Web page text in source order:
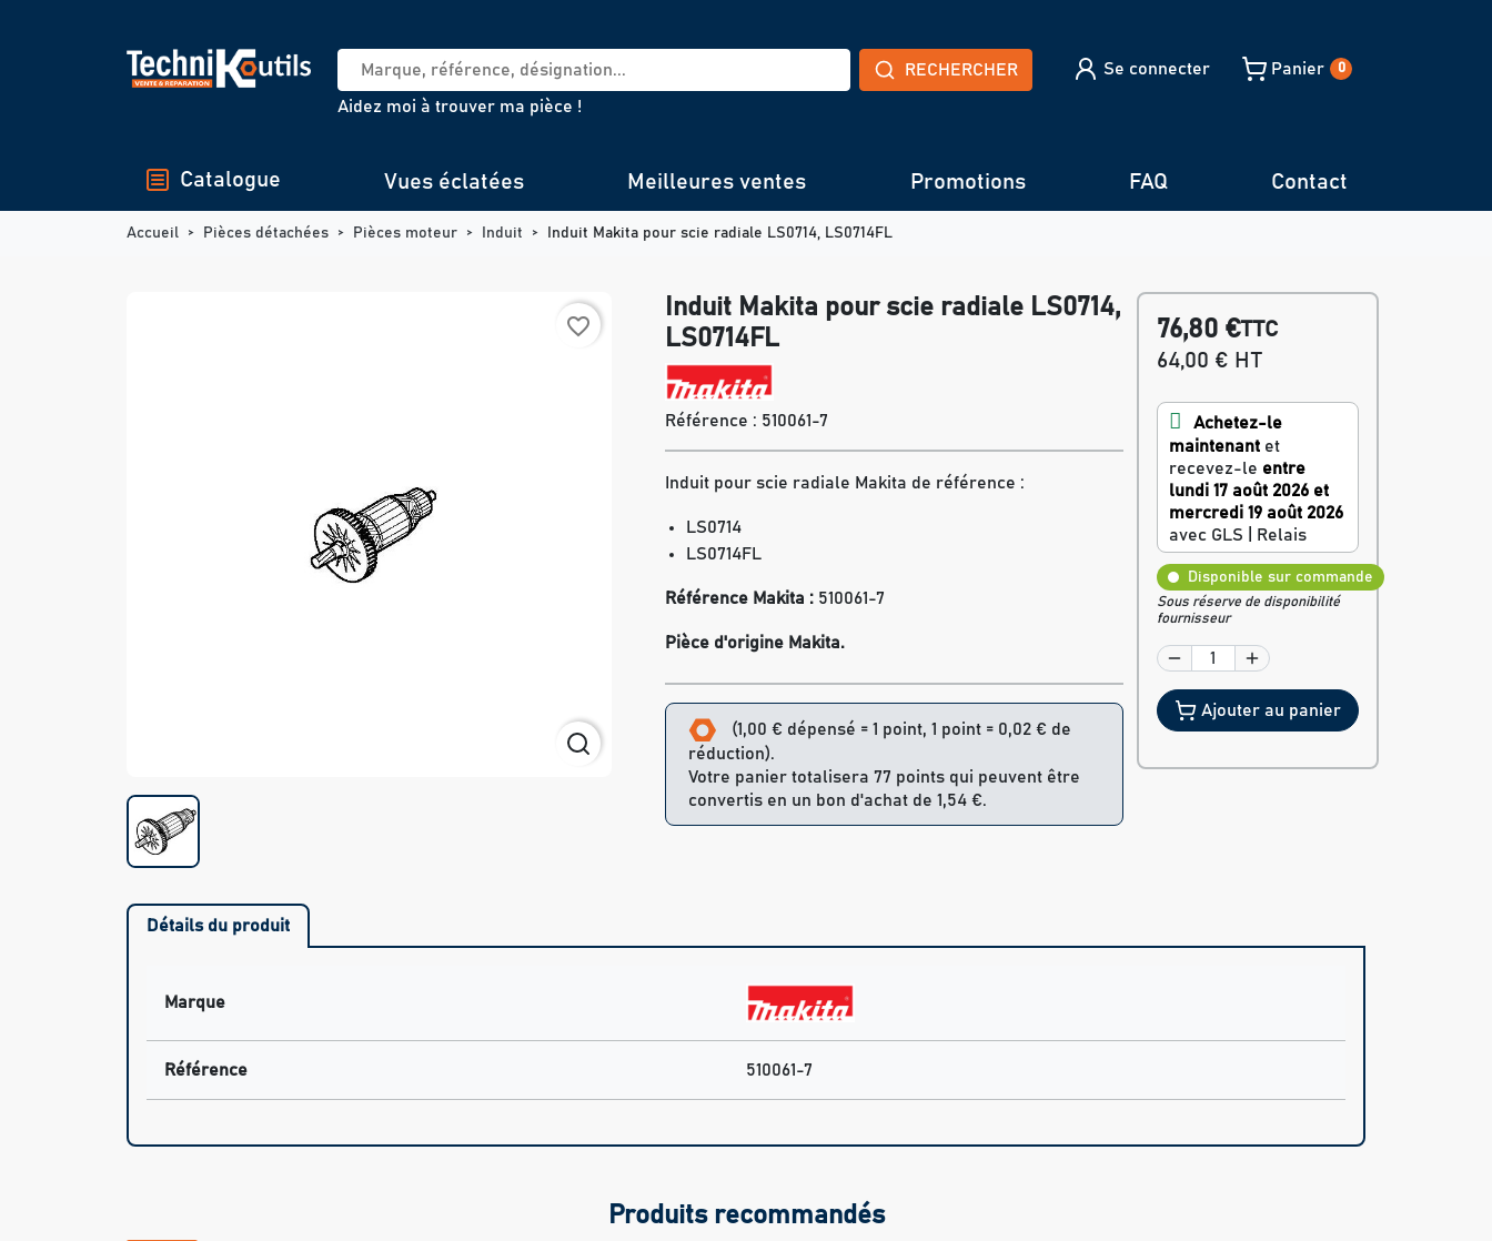
RECHERCHER
Aidez moi à trouver ma pièce !
Se connecter Panier 0
Catalogue Vues éclatées Meilleures ventes Promotions FAQ Contact
Accueil Pièces détachées Pièces moteur Induit Induit Makita pour scie radiale LS0714, LS0714FL
favorite_border
Induit Makita pour scie radiale LS0714,
LS0714FL
Référence : 510061-7
Induit pour scie radiale Makita de référence :
LS0714
LS0714FL
Référence Makita : 510061-7
Pièce d'origine Makita.
(1,00 € dépensé = 1 point, 1 point = 0,02 € de
réduction).
Votre panier totalisera 77 points qui peuvent être
convertis en un bon d'achat de 1,54 €.
76,80 €TTC
64,00 € HT
Achetez-le
maintenantet
recevez-le entre
lundi 17 août 2026 et
mercredi 19 août 2026
avec GLS | Relais
Disponible sur commande
Sous réserve de disponibilité
fournisseur
Ajouter au panier
Détails du produit
Marque
Référence 510061-7
Produits recommandés